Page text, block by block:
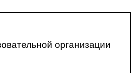
организации